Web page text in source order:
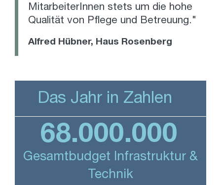
MitarbeiterInnen stets um die hohe
Qualität von Pflege und Betreuung."
Alfred Hübner, Haus Rosenberg
Das Jahr in Zahlen
68.000.000
Gesamtbudget Infrastruktur &
Technik